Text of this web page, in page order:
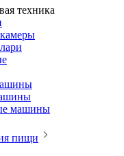
техника
машины
пищи